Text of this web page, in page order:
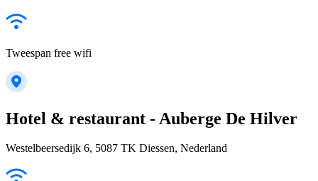
Tweespan free wifi
Hotel & restaurant - Auberge De Hilver
Westelbeersedijk 6, 5087 TK Diessen, Nederland